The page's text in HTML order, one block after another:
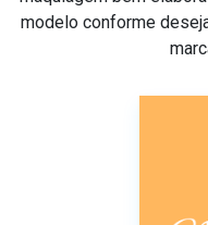
modelo conforme